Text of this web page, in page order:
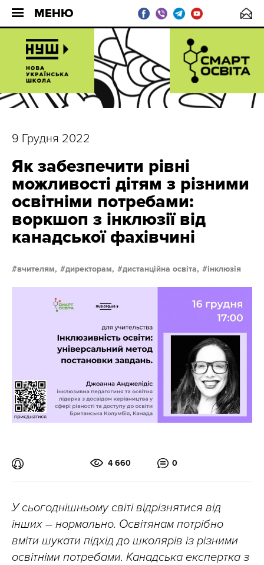
МЕНЮ
9 Грудня 2022
Як забезпечити рівні
можливості дітям з різними
освітніми потребами:
воркшоп з інклюзії від
канадської фахівчині
вчителям, директорам, дистанційна освіта, інклюзія
4 660 0
У сьогоднішньому світі відрізнятися від
інших – нормально. Освітянам потрібно
вміти шукати підхід до школярів із різними
освітніми потребами. Канадська експертка з